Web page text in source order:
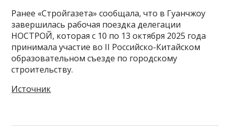
Ранее «Стройгазета» сообщала, что в Гуанчжоу
завершилась рабочая поездка делегации
НОСТРОЙ, которая с 10 по 13 октября 2025 года
принимала участие во II Российско-Китайском
образовательном съезде по городскому
строительству.
Источник